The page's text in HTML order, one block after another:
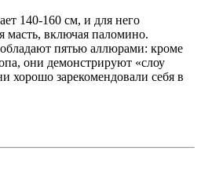
140-160 см, и для него
масть, включая паломино.
пятью аллюрами: кроме
они демонстрируют «слоу
хорошо зарекомендовали себя в